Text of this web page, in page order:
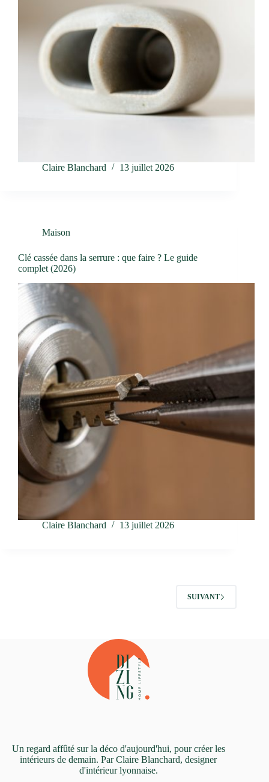
Claire Blanchard 13 juillet 2026
Maison
Clé cassée dans la serrure : que faire ? Le guide
complet (2026)
Claire Blanchard 13 juillet 2026
SUIVANT
Un regard affûté sur la déco d'aujourd'hui, pour créer les
intérieurs de demain. Par Claire Blanchard, designer
d'intérieur lyonnaise.